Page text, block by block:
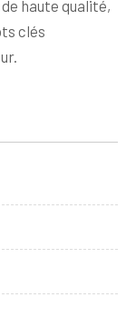
haute qualité,
clés